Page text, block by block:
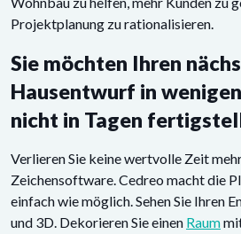
Projektplanung zu rationalisieren.
Sie möchten Ihren
Hausentwurf in
nicht in Tagen
Verlieren Sie keine wertvolle Zeit
Zeichensoftware. Cedreo macht die
einfach wie möglich. Sehen Sie Ihren
und 3D. Dekorieren Sie einen Raum